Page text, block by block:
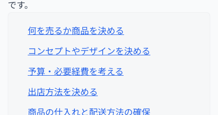
です。
何を売るか商品を決める
コンセプトやデザインを決める
予算・必要経費を考える
出店方法を決める
商品の仕入れと配送方法の確保